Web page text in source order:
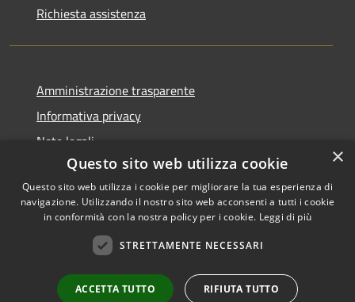
Richiesta assistenza
Amministrazione trasparente
Informativa privacy
Note legali
Dichiarazione di accessibilità
Copyright © 2026 • Comune di
Powered byMunicipium
×
Questo sito web utilizza cookie
Questo sito web utilizza i cookie per migliorare la tua esperienza di
navigazione. Utilizzando il nostro sito web acconsenti a tutti i cookie
in conformità con la nostra policy per i cookie. Leggi di più
STRETTAMENTE NECESSARI
ACCETTA TUTTO RIFIUTA TUTTO